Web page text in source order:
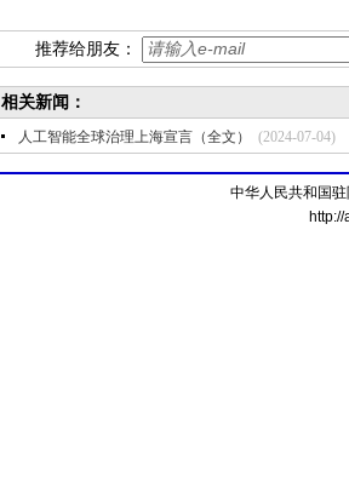
推荐给朋友：
相关新闻：
人工智能全球治理上海宣言（全文） (2024-07-04)
中华人民共和国